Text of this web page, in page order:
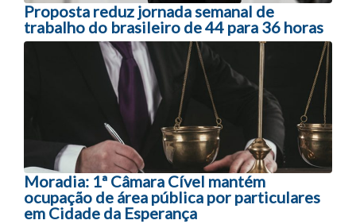
Proposta reduz jornada semanal de
trabalho do brasileiro de 44 para 36 horas
Moradia: 1ª Câmara Cível mantém
ocupação de área pública por particulares
em Cidade da Esperança